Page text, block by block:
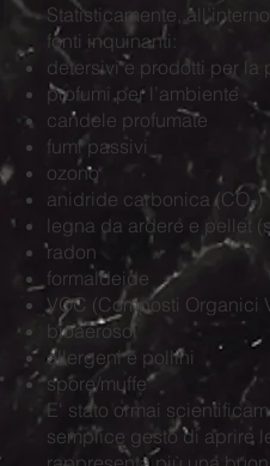
Statisticamente,
fonti inquinanti:
detersivi e prodotti per la
profumi per l’ambiente
candele profumate
fumi passivi
ozono
anidride carbonica (CO₂)
legna da ardere e pellet
radon
formaldeide
VOC (Composti Organici
bioaerosol
allergeni e pollini
spore/muffe
E' stato ormai
semplice gesto di aprire